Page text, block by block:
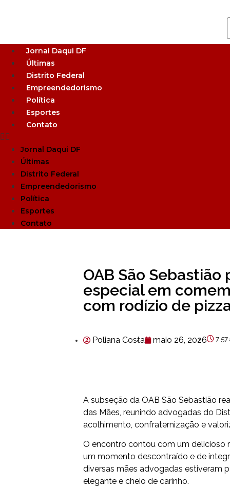
Jornal Daqui DF
Últimas
Distrito Federal
Empreendedorismo
Política
Esportes
Contato
Jornal Daqui DF
Últimas
Distrito Federal
Empreendedorismo
Política
Esportes
Contato
OAB São
especial em
com rodízio de
Poliana Costa maio 26, 2026 7:57
A subseção da OAB São Sebastião
das Mães, reunindo advogadas do
acolhimento, confraternização e
O encontro contou com um delicioso
um momento descontraído e de
diversas mães advogadas estiveram
elegante e cheio de carinho.